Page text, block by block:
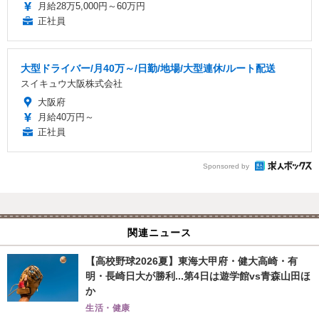
月給28万5,000円～60万円
正社員
大型ドライバー/月40万～/日勤/地場/大型連休/ルート配送
スイキュウ大阪株式会社
大阪府
月給40万円～
正社員
Sponsored by
関連ニュース
【高校野球2026夏】東海大甲府・健大高崎・有
明・長崎日大が勝利...第4日は遊学館vs青森山田ほ
か
生活・健康